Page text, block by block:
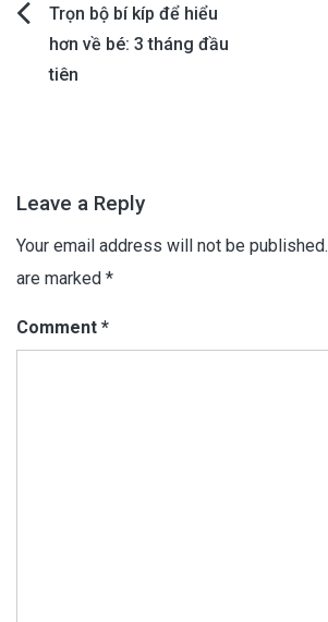
Post
navigation
Trọn bộ bí kíp để hiểu
hơn về bé: 3 tháng đầu
tiên
Leave a Reply
Your email address will not be published.
are marked *
Comment *